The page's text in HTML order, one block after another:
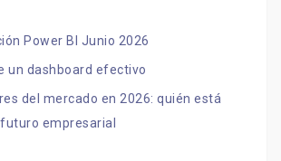
Power BI Junio 2026
un dashboard efectivo
del mercado en 2026: quién está
empresarial